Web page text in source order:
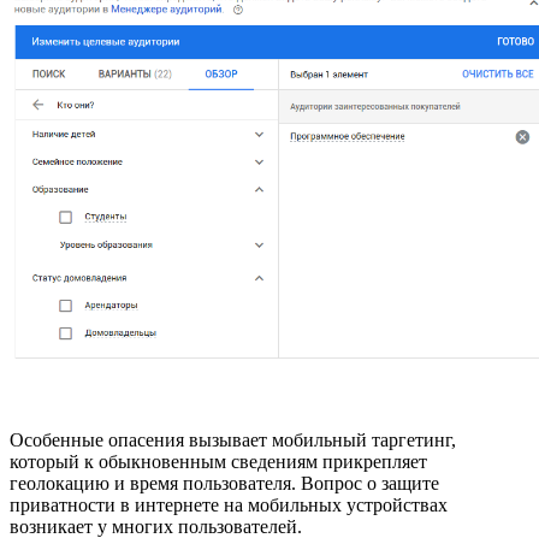
Особенные опасения вызывает мобильный таргетинг,
который к обыкновенным сведениям прикрепляет
геолокацию и время пользователя. Вопрос о защите
приватности в интернете на мобильных устройствах
возникает у многих пользователей.